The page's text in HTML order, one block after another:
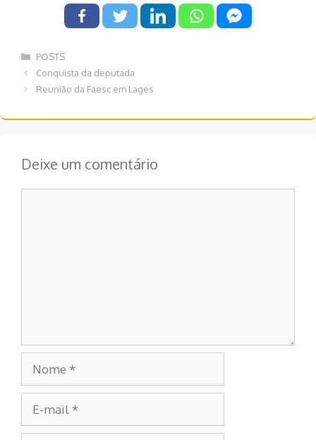
Categorias
POSTS
Navegação
de
Conquista da deputada
Reunião da Faesc em Lages
Deixe um comentário
mail